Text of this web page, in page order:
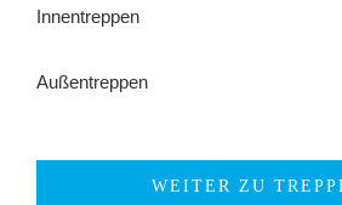
Innentreppen
Außentreppen
WEITER ZU